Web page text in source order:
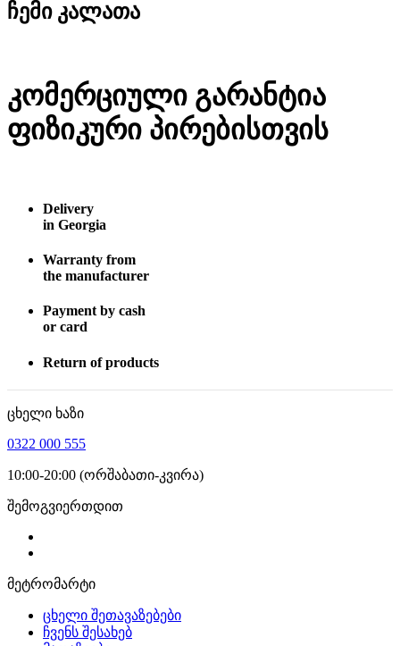
ჩემი კალათა
კომერციული გარანტია
ფიზიკური პირებისთვის
Delivery
in Georgia
Warranty from
the manufacturer
Payment by cash
or card
Return of products
ცხელი ხაზი
0322 000 555
10:00-20:00 (ორშაბათი-კვირა)
შემოგვიერთდით
მეტრომარტი
ცხელი შეთავაზებები
ჩვენს შესახებ